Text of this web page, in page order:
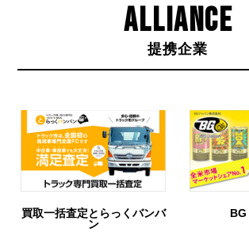
ALLIANCE
提携企業
らっくバンバ
BG ジャパン